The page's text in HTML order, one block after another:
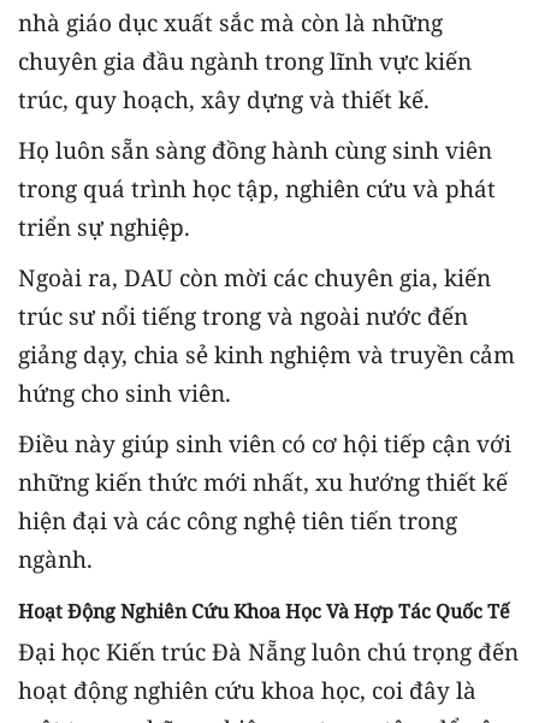
nhà giáo dục xuất sắc mà còn là những
chuyên gia đầu ngành trong lĩnh vực kiến
trúc, quy hoạch, xây dựng và thiết kế.
Họ luôn sẵn sàng đồng hành cùng sinh viên
trong quá trình học tập, nghiên cứu và phát
triển sự nghiệp.
Ngoài ra, DAU còn mời các chuyên gia, kiến
trúc sư nổi tiếng trong và ngoài nước đến
giảng dạy, chia sẻ kinh nghiệm và truyền cảm
hứng cho sinh viên.
Điều này giúp sinh viên có cơ hội tiếp cận với
những kiến thức mới nhất, xu hướng thiết kế
hiện đại và các công nghệ tiên tiến trong
ngành.
Hoạt Động Nghiên Cứu Khoa Học Và Hợp Tác Quốc Tế
Đại học Kiến trúc Đà Nẵng luôn chú trọng đến
hoạt động nghiên cứu khoa học, coi đây là